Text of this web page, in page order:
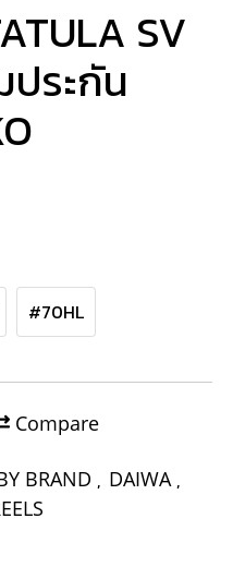
SV
ระกัน
#70HL
Compare
BRAND , DAIWA ,